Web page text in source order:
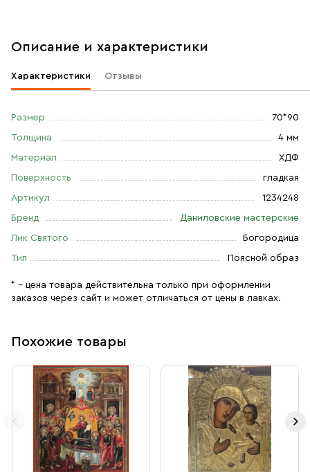
Описание и характеристики
Характеристики Отзывы
Размер 70*90
Толщина 4 мм
Материал ХДФ
Поверхность гладкая
Артикул 1234248
Бренд Даниловские мастерские
Лик Святого Богородица
Тип Поясной образ
* – цена товара действительна только при оформлении
заказов через сайт и может отличаться от цены в лавках.
Похожие товары